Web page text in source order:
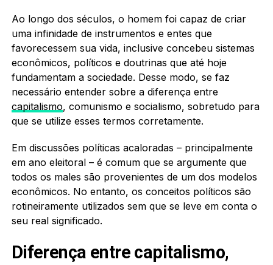
Ao longo dos séculos, o homem foi capaz de criar
uma infinidade de instrumentos e entes que
favorecessem sua vida, inclusive concebeu sistemas
econômicos, políticos e doutrinas que até hoje
fundamentam a sociedade. Desse modo, se faz
necessário entender sobre a diferença entre
capitalismo, comunismo e socialismo, sobretudo para
que se utilize esses termos corretamente.
Em discussões políticas acaloradas – principalmente
em ano eleitoral – é comum que se argumente que
todos os males são provenientes de um dos modelos
econômicos. No entanto, os conceitos políticos são
rotineiramente utilizados sem que se leve em conta o
seu real significado.
Diferença entre capitalismo,